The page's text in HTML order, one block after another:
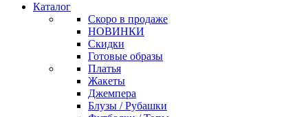
Каталог
Скоро в продаже
НОВИНКИ
Скидки
Готовые образы
Платья
Жакеты
Джемпера
Блузы / Рубашки